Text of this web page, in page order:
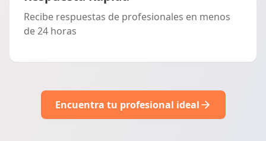
Recibe respuestas de profesionales en menos
de 24 horas
Encuentra tu profesional ideal